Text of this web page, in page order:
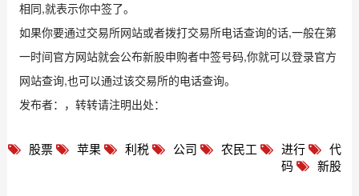
相同,就表示你中签了。
如果你要通过交易所网站或者拨打交易所电话查询的话,一般在第
一时间官方网站就会公布新股申购者中签号码,你就可以登录官方
网站查询,也可以通过该交易所的电话查询。
发布者：，转转请注明出处：
股票 苹果 利税 公司 农民工 进行
代
码
新股